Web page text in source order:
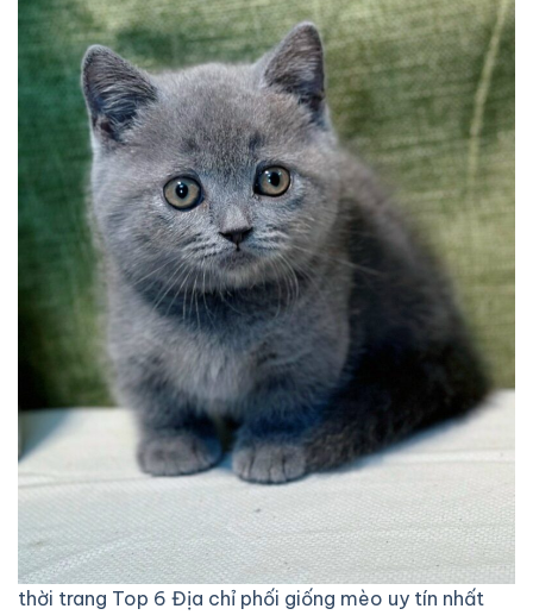
thời trang Top 6 Địa chỉ phối giống mèo uy tín nhất